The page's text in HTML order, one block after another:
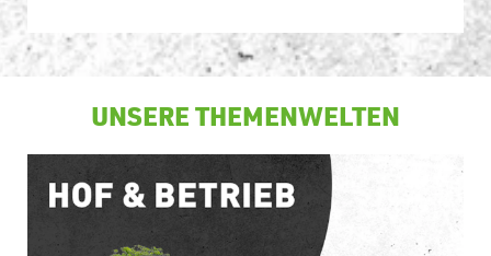
UNSERE THEMENWELTEN